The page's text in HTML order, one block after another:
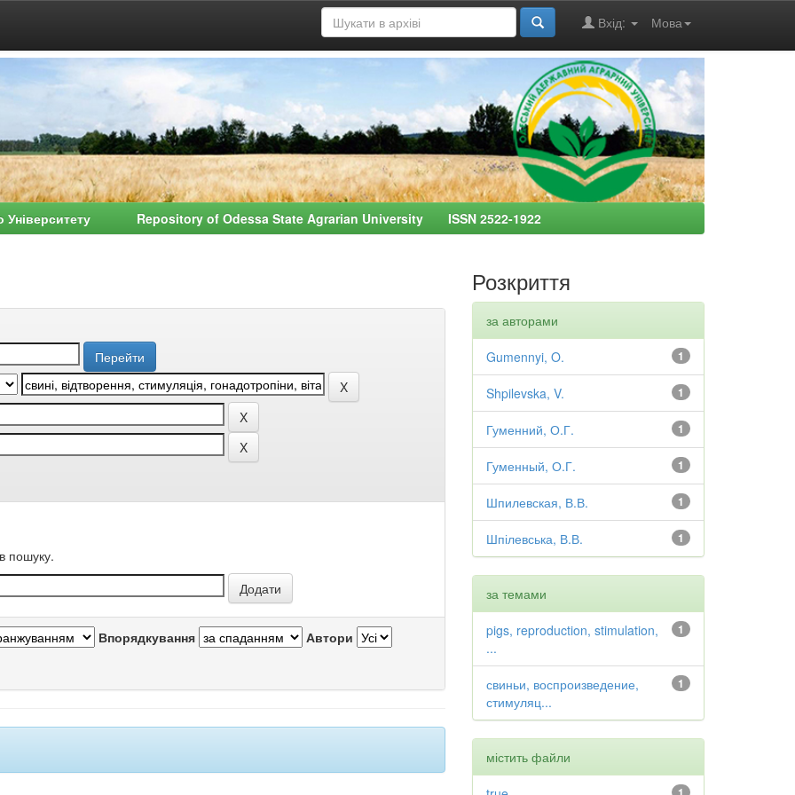
Мова
Вхід:
Університету Repository of Odessa State Agrarian University ISSN 2522-1922
пошуку.
Впорядкування Автори
Розкриття
за авторами
1
Gumennyi, O.
1
Shpilevska, V.
1
Гуменний, О.Г.
1
Гуменный, О.Г.
1
Шпилевская, В.В.
1
Шпілевська, В.В.
за темами
1
pigs, reproduction, stimulation,
...
1
свиньи, воспроизведение,
стимуляц...
містить файли